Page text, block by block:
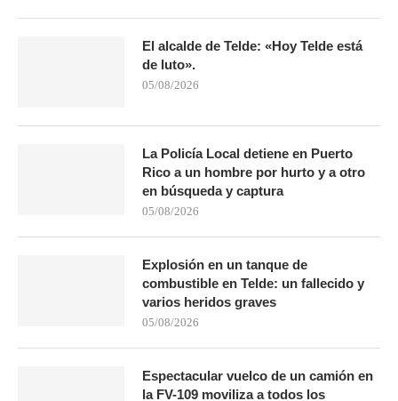
El alcalde de Telde: «Hoy Telde está
de luto».
05/08/2026
La Policía Local detiene en Puerto
Rico a un hombre por hurto y a otro
en búsqueda y captura
05/08/2026
Explosión en un tanque de
combustible en Telde: un fallecido y
varios heridos graves
05/08/2026
Espectacular vuelco de un camión en
la FV-109 moviliza a todos los